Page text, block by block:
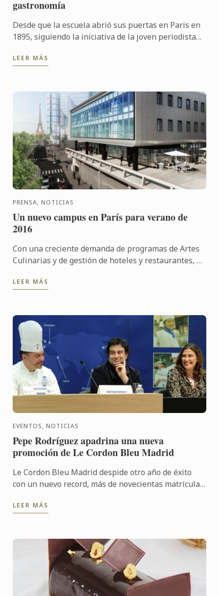
gastronomía
Desde que la escuela abrió sus puertas en Paris en
1895, siguiendo la iniciativa de la joven periodista
LEER MÁS
PRENSA, NOTICIAS
Un nuevo campus en París para verano de
2016
Con una creciente demanda de programas de Artes
Culinarias y de gestión de hoteles y restaurantes, Le
al año.
LEER MÁS
EVENTOS, NOTICIAS
Pepe Rodríguez apadrina una nueva
promoción de Le Cordon Bleu Madrid
Le Cordon Bleu Madrid despide otro año de éxito
con un nuevo record, más de novecientas matrículas.
LEER MÁS